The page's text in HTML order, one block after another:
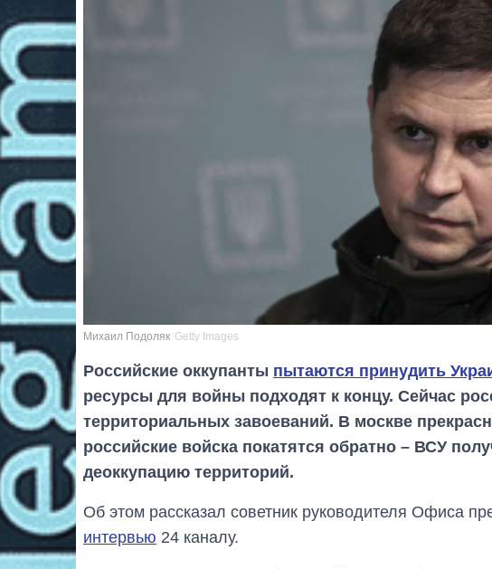
Михаил Подоляк Getty Images
Российские оккупанты пытаются принудить
ресурсы для войны подходят к концу. Сейчас
территориальных завоеваний. В москве
российские войска покатятся обратно – ВСУ
деоккупацию территорий.
Об этом рассказал советник руководителя Офиса
интервью 24 каналу.